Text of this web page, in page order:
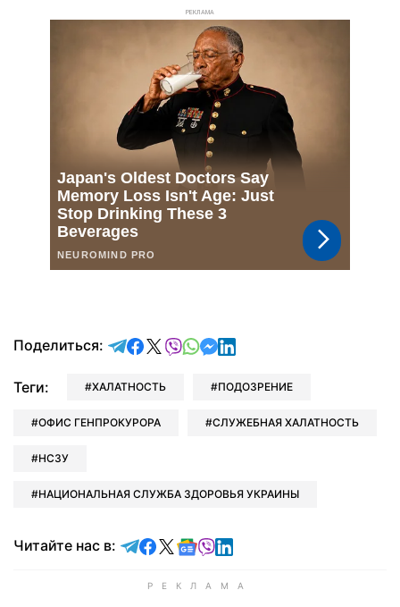
РЕКЛАМА
Поделиться: отправить в Telegram
поделиться в Facebook
поделиться в X
отправить в Viber
отправить в Whatsapp
отправить в Messenger
отправить в LinkedIn
Теги: ХАЛАТНОСТЬ ПОДОЗРЕНИЕ
ОФИС ГЕНПРОКУРОРА СЛУЖЕБНАЯ ХАЛАТНОСТЬ
НСЗУ
НАЦИОНАЛЬНАЯ СЛУЖБА ЗДОРОВЬЯ УКРАИНЫ
Читайте нас в: Читайте в Telegram
Читайте в Facebook
Читайте в X
Читайте в Google news
Читайте в Viber
Читайте в LinkedIn